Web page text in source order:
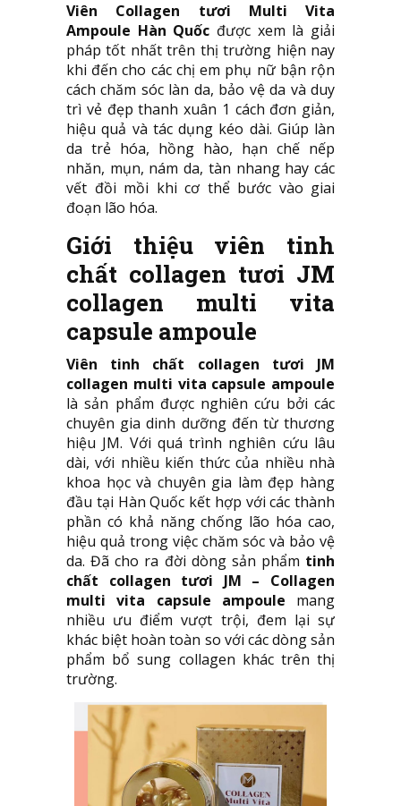
Viên Collagen tươi Multi Vita
Ampoule Hàn Quốc được xem là giải
pháp tốt nhất trên thị trường hiện nay
khi đến cho các chị em phụ nữ bận rộn
cách chăm sóc làn da, bảo vệ da và duy
trì vẻ đẹp thanh xuân 1 cách đơn giản,
hiệu quả và tác dụng kéo dài. Giúp làn
da trẻ hóa, hồng hào, hạn chế nếp
nhăn, mụn, nám da, tàn nhang hay các
vết đồi mồi khi cơ thể bước vào giai
đoạn lão hóa.
Giới thiệu viên tinh
chất collagen tươi JM
collagen multi vita
capsule ampoule
Viên tinh chất collagen tươi JM
collagen multi vita capsule ampoule
là sản phẩm được nghiên cứu bởi các
chuyên gia dinh dưỡng đến từ thương
hiệu JM. Với quá trình nghiên cứu lâu
dài, với nhiều kiến thức của nhiều nhà
khoa học và chuyên gia làm đẹp hàng
đầu tại Hàn Quốc kết hợp với các thành
phần có khả năng chống lão hóa cao,
hiệu quả trong việc chăm sóc và bảo vệ
da. Đã cho ra đời dòng sản phẩm tinh
chất collagen tươi JM – Collagen
multi vita capsule ampoule mang
nhiều ưu điểm vượt trội, đem lại sự
khác biệt hoàn toàn so với các dòng sản
phẩm bổ sung collagen khác trên thị
trường.